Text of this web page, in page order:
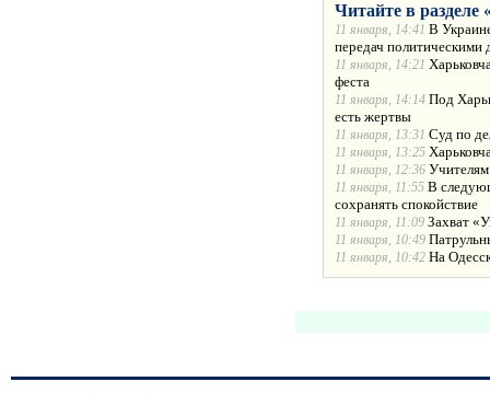
Читайте в разделе
11 января, 14:41 В
передач политическими
11 января, 14:21
феста
11 января, 14:14 Под
есть жертвы
11 января, 13:31 Суд по
11 января, 13:25
11 января, 12:36
11 января, 11:55 В
сохранять спокойствие
11 января, 11:09 Захват
11 января, 10:49
11 января, 10:42 На